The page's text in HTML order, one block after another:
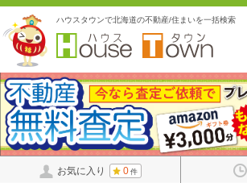
ハウスタウンで北海道の不動産/住まいを一括検索
お気に入り 0 件